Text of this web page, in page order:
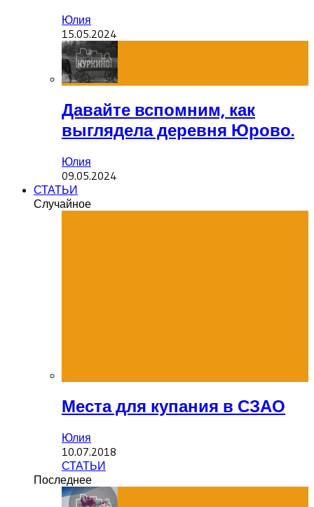
Юлия
15.05.2024
Давайте вспомним, как
выглядела деревня Юрово.
Юлия
09.05.2024
СТАТЬИ
Случайное
Места для купания в СЗАО
Юлия
10.07.2018
СТАТЬИ
Последнее